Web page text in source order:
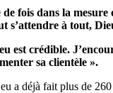
fois dans la
s’attendre à tout,
est crédible.
sa clientèle ».
a déjà fait plus de